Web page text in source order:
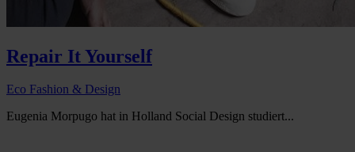
Repair It Yourself
Eco Fashion & Design
Eugenia Morpugo hat in Holland Social Design studiert...